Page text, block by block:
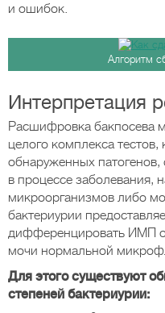
и ошибок.
Алгоритм
Интерпретация
Расшифровка бакпосева
целого комплекса
обнаруженных патогенов,
в процессе заболевания,
микроорганизмов либо
бактериурии
дифференцировать ИМП
мочи нормальной
Для этого существуют
степеней бактериурии: